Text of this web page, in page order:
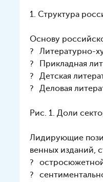
1. Структура
Основу
? Литературно-
? Прикладная
? Детская
? Деловая
Рис. 1. Доли
Лидирующие
венных изданий,
?
?